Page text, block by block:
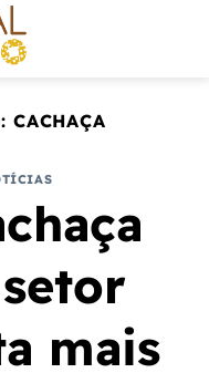
CACHAÇA
mais